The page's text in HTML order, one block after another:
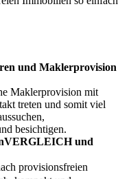
und Maklerprovision
Maklerprovision mit
treten und somit viel
besichtigen.
und
provisionsfreien